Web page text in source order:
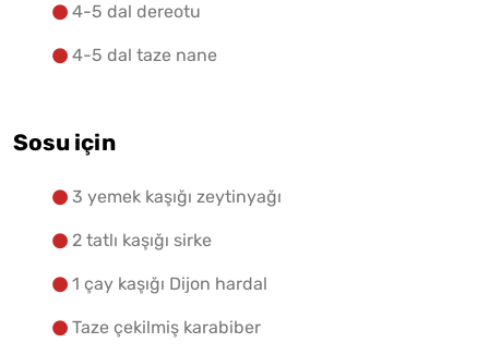
4-5 dal dereotu
4-5 dal taze nane
Sosu için
3 yemek kaşığı zeytinyağı
2 tatlı kaşığı sirke
1 çay kaşığı Dijon hardal
Taze çekilmiş karabiber